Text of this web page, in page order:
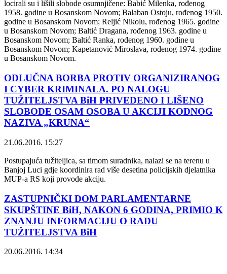
locirali su i lišili slobode osumnjičene: Babić Milenka, rođenog
1958. godine u Bosanskom Novom; Balaban Ostoju, rođenog 1950.
godine u Bosanskom Novom; Reljić Nikolu, rođenog 1965. godine
u Bosanskom Novom; Baltić Dragana, rođenog 1963. godine u
Bosanskom Novom; Baltić Ranka, rođenog 1960. godine u
Bosanskom Novom; Kapetanović Miroslava, rođenog 1974. godine
u Bosanskom Novom.
ODLUČNA BORBA PROTIV ORGANIZIRANOG
I CYBER KRIMINALA. PO NALOGU
TUŽITELJSTVA BiH PRIVEDENO I LIŠENO
SLOBODE OSAM OSOBA U AKCIJI KODNOG
NAZIVA „KRUNA“
21.06.2016. 15:27
Postupajuća tužiteljica, sa timom suradnika, nalazi se na terenu u
Banjoj Luci gdje koordinira rad više desetina policijskih djelatnika
MUP-a RS koji provode akciju.
ZASTUPNIČKI DOM PARLAMENTARNE
SKUPŠTINE BiH, NAKON 6 GODINA, PRIMIO K
ZNANJU INFORMACIJU O RADU
TUŽITELJSTVA BiH
20.06.2016. 14:34